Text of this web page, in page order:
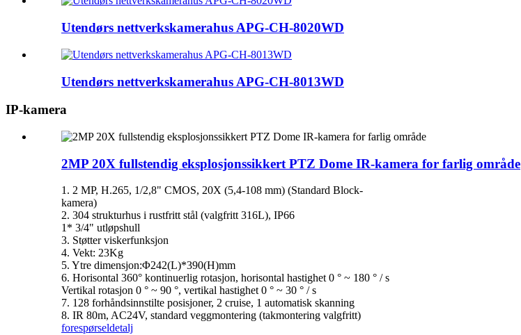
Utendørs nettverkskamerahus APG-CH-8020WD
Utendørs nettverkskamerahus APG-CH-8013WD
IP-kamera
2MP 20X fullstendig eksplosjonssikkert PTZ Dome IR-kamera for farlig område
1. 2 MP, H.265, 1/2,8" CMOS, 20X (5,4-108 mm) (Standard Block-
kamera)
2. 304 strukturhus i rustfritt stål (valgfritt 316L), IP66
1* 3/4" utløpshull
3. Støtter viskerfunksjon
4. Vekt: 23Kg
5. Ytre dimensjon:Φ242(L)*390(H)mm
6. Horisontal 360° kontinuerlig rotasjon, horisontal hastighet 0 ° ~ 180 ° / s
Vertikal rotasjon 0 ° ~ 90 °, vertikal hastighet 0 ° ~ 30 ° / s
7. 128 forhåndsinnstilte posisjoner, 2 cruise, 1 automatisk skanning
8. IR 80m, AC24V, standard veggmontering (takmontering valgfritt)
forespørseldetalj